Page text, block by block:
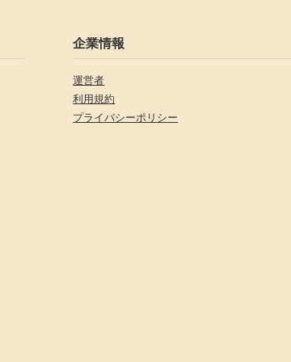
企業情報
運営者
利用規約
プライバシーポリシー